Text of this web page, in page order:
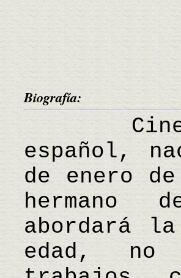
Biografía:
español,
de enero
hermano
abordará
edad, no